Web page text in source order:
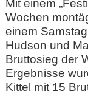
Mit einem
Wochen
einem
Hudson und
Bruttosieg der
Ergebnisse
Kittel mit 15